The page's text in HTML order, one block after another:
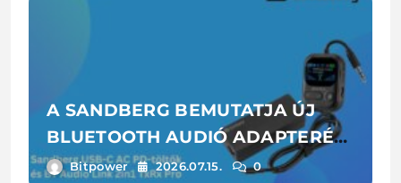
A SANDBERG BEMUTATJA ÚJ
BLUETOOTH AUDIÓ ADAPTERÉT
ÉS LAPTOPTÖLTŐIT
Bitpower 2026.07.15. 0